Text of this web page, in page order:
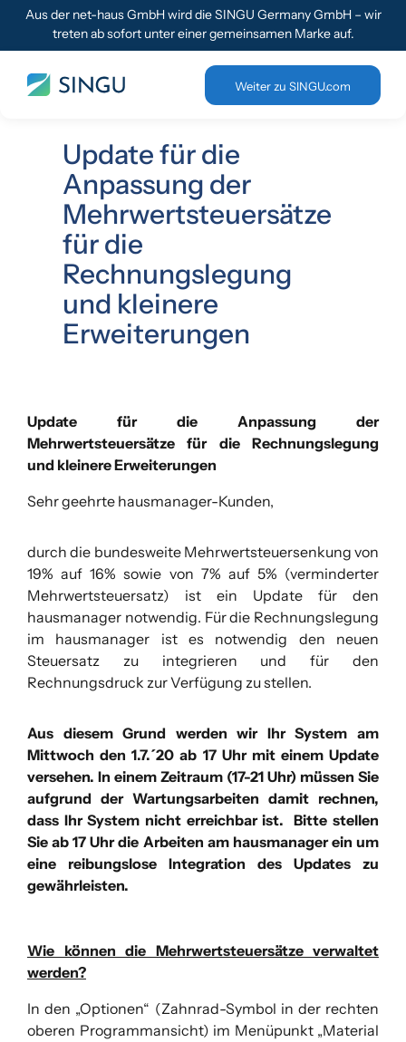
Aus der net-haus GmbH wird die SINGU Germany GmbH – wir
treten ab sofort unter einer gemeinsamen Marke auf.
Weiter zu SINGU.com
Update für die
Anpassung der
Mehrwertsteuersätze
für die
Rechnungslegung
und kleinere
Erweiterungen
Update für die Anpassung der
Mehrwertsteuersätze für die Rechnungslegung
und kleinere Erweiterungen
Sehr geehrte hausmanager-Kunden,
durch die bundesweite Mehrwertsteuersenkung von
19% auf 16% sowie von 7% auf 5% (verminderter
Mehrwertsteuersatz) ist ein Update für den
hausmanager notwendig. Für die Rechnungslegung
im hausmanager ist es notwendig den neuen
Steuersatz zu integrieren und für den
Rechnungsdruck zur Verfügung zu stellen.
Aus diesem Grund werden wir Ihr System am
Mittwoch den 1.7.´20 ab 17 Uhrmit einem Update
versehen. In einem Zeitraum (17-21 Uhr) müssen Sie
aufgrund der Wartungsarbeiten damit rechnen,
dass Ihr System nicht erreichbar ist. Bitte stellen
Sie ab 17 Uhr die Arbeiten am hausmanager ein um
eine reibungslose Integration des Updates zu
gewährleisten.
Wie können die Mehrwertsteuersätze verwaltet
werden?
In den „Optionen“ (Zahnrad-Symbol in der rechten
oberen Programmansicht) im Menüpunkt „Material